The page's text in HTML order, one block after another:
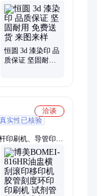
网丝印、手机壳、
abs烫金、漆染
t恤、t恤烫画、定
恒圆 3d 漆染印 品
质保证 坚固耐用
洽谈
真实性已核验
印刷机、导管印刷
标识移印机、伺服
机、双色印盖机、
烫金机、平面烫金
机、锅涂层印花